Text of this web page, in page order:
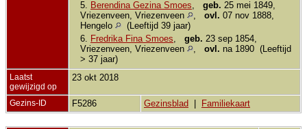
5.
Berendina Gezina Smoes geb. 25 mei 1849,
Vriezenveen, Vriezenveen
ovl. 07 nov 1888,
Hengelo
(Leeftijd 39 jaar)
6.
Fredrika Fina Smoes geb. 23 sep 1854,
Vriezenveen, Vriezenveen
ovl. na 1890 (Leeftijd
> 37 jaar)
Laatst
gewijzigd op
23 okt 2018
Gezins-ID F5286 Gezinsblad Familiekaart